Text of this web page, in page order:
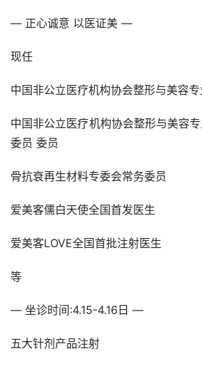
— 正心诚意 以医证美 —
现任
中国非公立医疗机构协会整形与美容
中国非公立医疗机构协会整形与美容
委员 委员
骨抗衰再生材料专委会常务委员
爱美客儒白天使全国首发医生
爱美客LOVE全国首批注射医生
等
— 坐诊时间:4.15-4.16日 —
五大针剂产品注射